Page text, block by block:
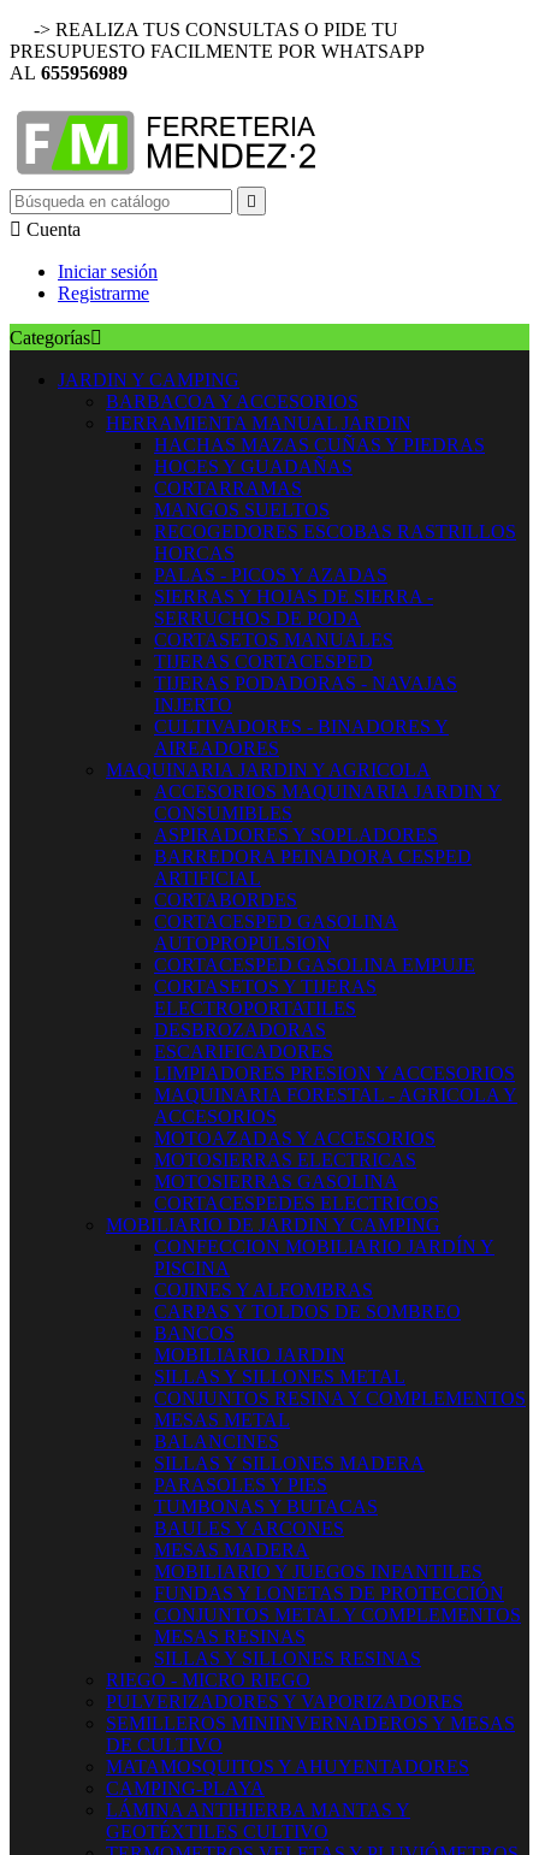
-> REALIZA TUS CONSULTAS O PIDE TU
PRESUPUESTO FACILMENTE POR WHATSAPP
AL 655956989

 Cuenta
Iniciar sesión
Registrarme
Categorías
JARDIN Y CAMPING
BARBACOA Y ACCESORIOS
HERRAMIENTA MANUAL JARDIN
HACHAS MAZAS CUÑAS Y PIEDRAS
HOCES Y GUADAÑAS
CORTARRAMAS
MANGOS SUELTOS
RECOGEDORES ESCOBAS RASTRILLOS
HORCAS
PALAS - PICOS Y AZADAS
SIERRAS Y HOJAS DE SIERRA -
SERRUCHOS DE PODA
CORTASETOS MANUALES
TIJERAS CORTACESPED
TIJERAS PODADORAS - NAVAJAS
INJERTO
CULTIVADORES - BINADORES Y
AIREADORES
MAQUINARIA JARDIN Y AGRICOLA
ACCESORIOS MAQUINARIA JARDIN Y
CONSUMIBLES
ASPIRADORES Y SOPLADORES
BARREDORA PEINADORA CESPED
ARTIFICIAL
CORTABORDES
CORTACESPED GASOLINA
AUTOPROPULSION
CORTACESPED GASOLINA EMPUJE
CORTASETOS Y TIJERAS
ELECTROPORTATILES
DESBROZADORAS
ESCARIFICADORES
LIMPIADORES PRESION Y ACCESORIOS
MAQUINARIA FORESTAL - AGRICOLA Y
ACCESORIOS
MOTOAZADAS Y ACCESORIOS
MOTOSIERRAS ELECTRICAS
MOTOSIERRAS GASOLINA
CORTACESPEDES ELECTRICOS
MOBILIARIO DE JARDIN Y CAMPING
CONFECCION MOBILIARIO JARDÍN Y
PISCINA
COJINES Y ALFOMBRAS
CARPAS Y TOLDOS DE SOMBREO
BANCOS
MOBILIARIO JARDIN
SILLAS Y SILLONES METAL
CONJUNTOS RESINA Y COMPLEMENTOS
MESAS METAL
BALANCINES
SILLAS Y SILLONES MADERA
PARASOLES Y PIES
TUMBONAS Y BUTACAS
BAULES Y ARCONES
MESAS MADERA
MOBILIARIO Y JUEGOS INFANTILES
FUNDAS Y LONETAS DE PROTECCIÓN
CONJUNTOS METAL Y COMPLEMENTOS
MESAS RESINAS
SILLAS Y SILLONES RESINAS
RIEGO - MICRO RIEGO
PULVERIZADORES Y VAPORIZADORES
SEMILLEROS MINIINVERNADEROS Y MESAS
DE CULTIVO
MATAMOSQUITOS Y AHUYENTADORES
CAMPING-PLAYA
LÁMINA ANTIHIERBA MANTAS Y
GEOTÉXTILES CULTIVO